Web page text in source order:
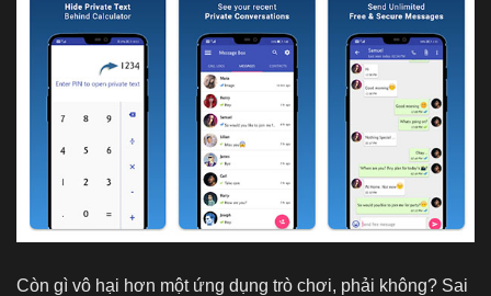
Còn gì vô hại hơn một ứng dụng trò chơi, phải không? Sai